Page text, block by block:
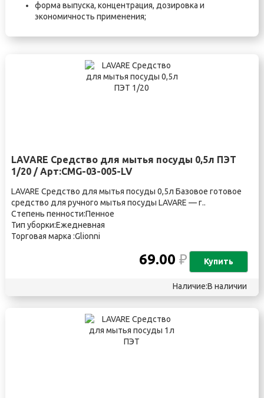
форма выпуска, концентрация, дозировка и
экономичность применения;
LAVARE Средство для мытья посуды 0,5л ПЭТ
1/20 / Арт:CMG-03-005-LV
LAVARE Средство для мытья посуды 0,5л Базовое готовое
средство для ручного мытья посуды LAVARE — г..
Степень пенности:Пенное
Тип уборки:Ежедневная
Торговая марка :Glionni
69.00₽ Купить
Наличие:В наличии